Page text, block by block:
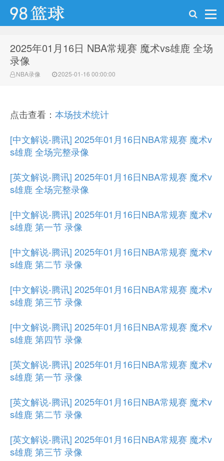
98篮球网
2025年01月16日 NBA常规赛 魔术vs雄鹿 全场
录像
NBA录像 2025-01-16 00:00:00
点击查看： 本场技术统计
[中文解说-腾讯] 2025年01月16日NBA常规赛 魔术v
s雄鹿 全场完整录像
[英文解说-腾讯] 2025年01月16日NBA常规赛 魔术v
s雄鹿 全场完整录像
[中文解说-腾讯] 2025年01月16日NBA常规赛 魔术v
s雄鹿 第一节 录像
[中文解说-腾讯] 2025年01月16日NBA常规赛 魔术v
s雄鹿 第二节 录像
[中文解说-腾讯] 2025年01月16日NBA常规赛 魔术v
s雄鹿 第三节 录像
[中文解说-腾讯] 2025年01月16日NBA常规赛 魔术v
s雄鹿 第四节 录像
[英文解说-腾讯] 2025年01月16日NBA常规赛 魔术v
s雄鹿 第一节 录像
[英文解说-腾讯] 2025年01月16日NBA常规赛 魔术v
s雄鹿 第二节 录像
[英文解说-腾讯] 2025年01月16日NBA常规赛 魔术v
s雄鹿 第三节 录像